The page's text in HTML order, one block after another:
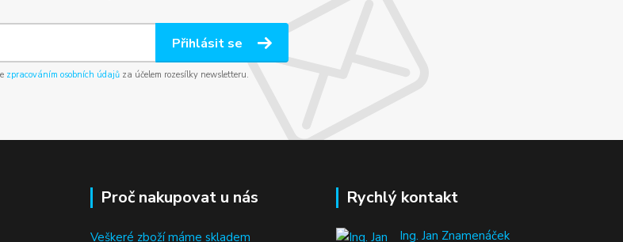
Přihlásit se
zpracováním osobních údajůza účelem rozesílky newsletteru.
Proč nakupovat u nás
Veškeré zboží máme skladem
Rychlý kontakt
Ing. Jan Znamenáček